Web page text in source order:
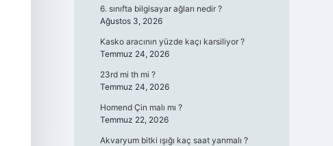
6. sınıfta bilgisayar ağları nedir ?
Ağustos 3, 2026
Kasko aracının yüzde kaçı karsiliyor ?
Temmuz 24, 2026
23rd mi th mi ?
Temmuz 24, 2026
Homend Çin malı mı ?
Temmuz 22, 2026
Akvaryum bitki ışığı kaç saat yanmalı ?